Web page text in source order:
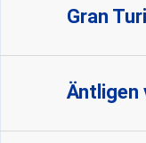
Gran
Äntligen